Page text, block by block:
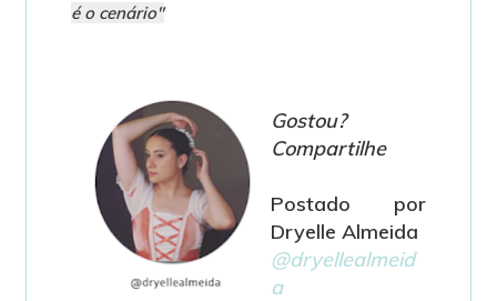
é o cenário"
Gostou?
Compartilhe
Postado por
Dryelle Almeida
@dryellealmeid
a